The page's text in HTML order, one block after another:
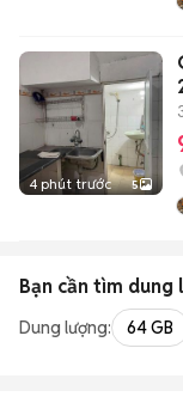
4 phút trước 5
Bạn cần tìm dung
Dung lượng: 64 GB